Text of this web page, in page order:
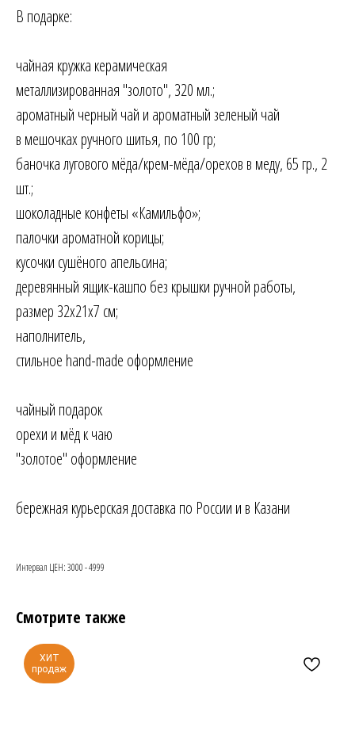
В подарке:
чайная кружка керамическая
металлизированная "золото", 320 мл.;
ароматный черный чай и ароматный зеленый чай
в мешочках ручного шитья, по 100 гр;
баночка лугового мёда/крем-мёда/орехов в меду, 65 гр., 2
шт.;
шоколадные конфеты «Камильфо»;
палочки ароматной корицы;
кусочки сушёного апельсина;
деревянный ящик-кашпо без крышки ручной работы,
размер 32х21х7 см;
наполнитель,
стильное hand-made оформление
чайный подарок
орехи и мёд к чаю
"золотое" оформление
бережная курьерская доставка по России и в Казани
Интервал ЦЕН: 3000 - 4999
Смотрите также
ХИТ
продаж